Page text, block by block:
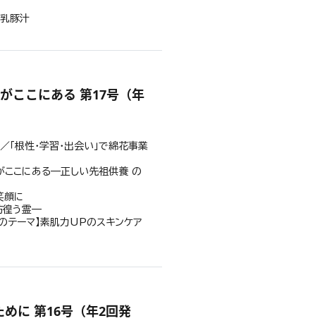
豚汁
ここにある 第17号（年
根性・学習・出会い」で綿花事業
こにある—正しい先祖供養 の
顔に
徨う霊—
テーマ】素肌力UPのスキンケア
めに 第16号（年2回発